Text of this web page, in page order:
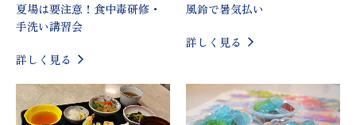
夏場は要注意！食中毒研修・
手洗い講習会
詳しく見る
風鈴で暑気払い
詳しく見る